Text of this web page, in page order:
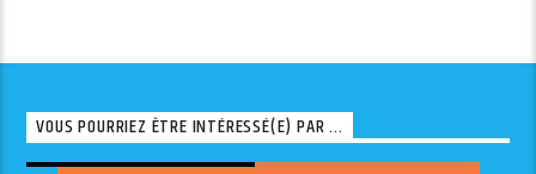
VOUS POURRIEZ ÊTRE INTÉRESSÉ(E) PAR ...